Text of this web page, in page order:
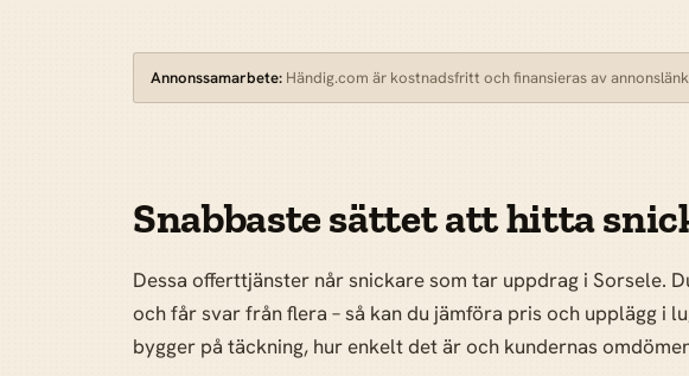
Annonssamarbete: Händig.com är kostnadsfritt och finansieras av
Snabbaste sättet att hitta
Dessa offerttjänster når snickare som tar uppdrag i Sorsele.
och får svar från flera – så kan du jämföra pris och upplägg i
bygger på täckning, hur enkelt det är och kundernas